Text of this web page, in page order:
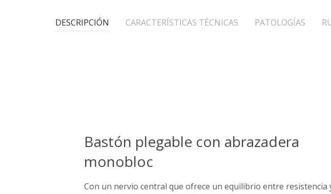
DESCRIPCIÓN CARACTERÍSTICAS TÉCNICAS PATOLOGÍAS
Bastón plegable con abrazadera
monobloc
Con un nervio central que ofrece un equilibrio entre resistencia